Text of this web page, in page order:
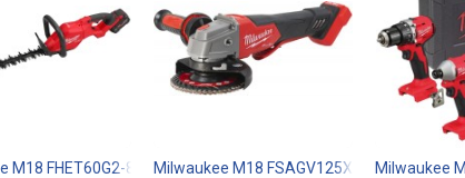
M18 FHET60G2-802 Milwaukee M18 FSAGV125XPDB-0XMilwaukee